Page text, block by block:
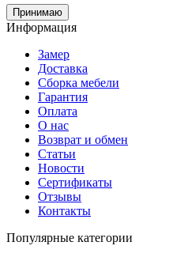
Принимаю
Информация
Замер
Доставка
Сборка мебели
Гарантия
Оплата
О нас
Возврат и обмен
Статьи
Новости
Сертификаты
Отзывы
Контакты
Популярные категории